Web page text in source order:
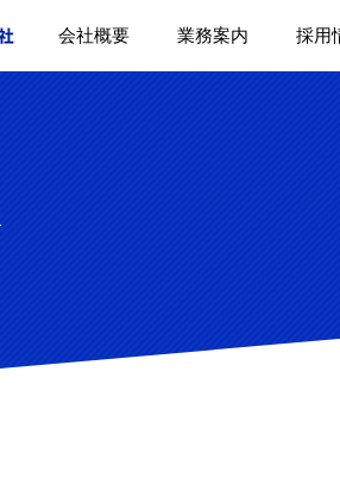
会社概要 業務案内 採用